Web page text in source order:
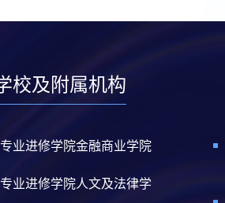
校及附属机构
业进修学院金融商业学院
业进修学院人文及法律学